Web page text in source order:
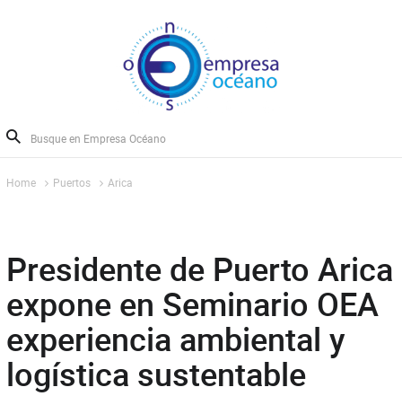
Home Puertos Arica
Presidente de Puerto Arica
expone en Seminario OEA
experiencia ambiental y
logística sustentable